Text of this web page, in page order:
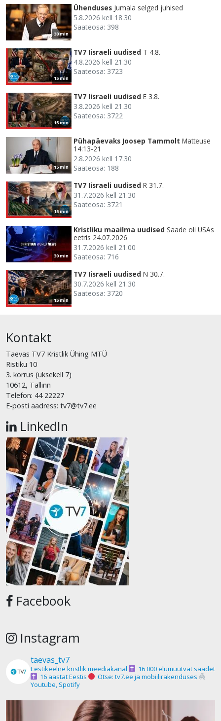
30 min
Ühenduses Jumala selged juhised
5.8.2026 kell 18.30
Saateosa: 398
15 min
TV7 Iisraeli uudised T 4.8.
4.8.2026 kell 21.30
Saateosa: 3723
15 min
TV7 Iisraeli uudised E 3.8.
3.8.2026 kell 21.30
Saateosa: 3722
15 min
Pühapäevaks Joosep Tammolt Matteuse
14:13-21
2.8.2026 kell 17.30
Saateosa: 188
15 min
TV7 Iisraeli uudised R 31.7.
31.7.2026 kell 21.30
Saateosa: 3721
30 min
Kristliku maailma uudised Saade oli USAs
eetris 24.07.2026
31.7.2026 kell 21.00
Saateosa: 716
15 min
TV7 Iisraeli uudised N 30.7.
30.7.2026 kell 21.30
Saateosa: 3720
Kontakt
Taevas TV7 Kristlik Ühing MTÜ
Ristiku 10
3. korrus (uksekell 7)
10612, Tallinn
Telefon: 44 22227
E-posti aadress: tv7@tv7.ee
LinkedIn
Facebook
Instagram
taevas_tv7
Eestikeelne kristlik meediakanal
16 000 elumuutvat saadet
16 aastat Eestis
Otse: tv7.ee ja mobiilirakenduses
Youtube, Spotify